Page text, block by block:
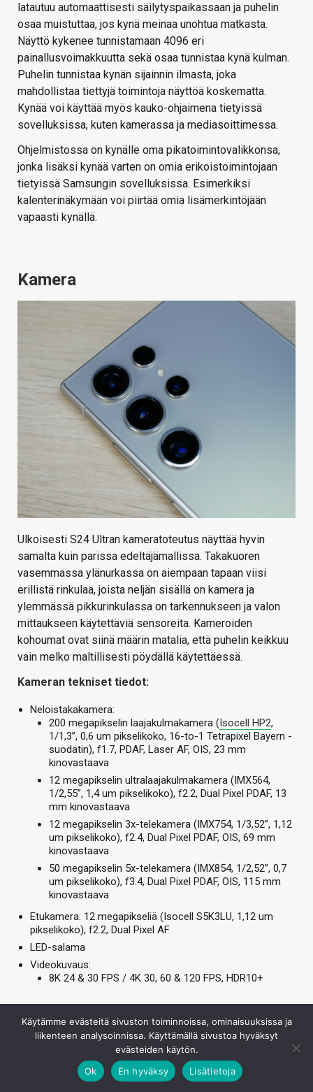
latautuu automaattisesti säilytyspaikassaan ja puhelin
osaa muistuttaa, jos kynä meinaa unohtua matkasta.
Näyttö kykenee tunnistamaan 4096 eri
painallusvoimakkuutta sekä osaa tunnistaa kynä kulman.
Puhelin tunnistaa kynän sijainnin ilmasta, joka
mahdollistaa tiettyjä toimintoja näyttöä koskematta.
Kynää voi käyttää myös kauko-ohjaimena tietyissä
sovelluksissa, kuten kamerassa ja mediasoittimessa.
Ohjelmistossa on kynälle oma pikatoimintovalikkonsa,
jonka lisäksi kynää varten on omia erikoistoimintojaan
tietyissä Samsungin sovelluksissa. Esimerkiksi
kalenterinäkymään voi piirtää omia lisämerkintöjään
vapaasti kynällä.
Kamera
Ulkoisesti S24 Ultran kameratoteutus näyttää hyvin
samalta kuin parissa edeltäjämallissa. Takakuoren
vasemmassa ylänurkassa on aiempaan tapaan viisi
erillistä rinkulaa, joista neljän sisällä on kamera ja
ylemmässä pikkurinkulassa on tarkennukseen ja valon
mittaukseen käytettäviä sensoreita. Kameroiden
kohoumat ovat siinä määrin matalia, että puhelin keikkuu
vain melko maltillisesti pöydällä käytettäessä.
Kameran tekniset tiedot:
Neloistakakamera:
200 megapikselin laajakulmakamera (Isocell HP2,
1/1,3”, 0,6 um pikselikoko, 16-to-1 Tetrapixel Bayern -
suodatin), f1.7, PDAF, Laser AF, OIS, 23 mm
kinovastaava
12 megapikselin ultralaajakulmakamera (IMX564,
1/2,55”, 1,4 um pikselikoko), f2.2, Dual Pixel PDAF, 13
mm kinovastaava
12 megapikselin 3x-telekamera (IMX754, 1/3,52”, 1,12
um pikselikoko), f2.4, Dual Pixel PDAF, OIS, 69 mm
kinovastaava
50 megapikselin 5x-telekamera (IMX854, 1/2,52”, 0,7
um pikselikoko), f3.4, Dual Pixel PDAF, OIS, 115 mm
kinovastaava
Etukamera: 12 megapikseliä (Isocell S5K3LU, 1,12 um
pikselikoko), f2.2, Dual Pixel AF
LED-salama
Videokuvaus:
8K 24 & 30 FPS / 4K 30, 60 & 120 FPS, HDR10+
polttovälin telekameran uudistamiseen sekä
käytettävissä olevan polttovälivalikoiman toteutuksen
muuttamiseen.
Pääkamera, ultralaajakulmakamera sekä 3x-telekamera
Käytämme evästeitä sivuston toiminnoissa, ominaisuuksissa ja
liikenteen analysoinnissa. Käyttämällä sivustoa hyväksyt
evästeiden käytön.
Ok
En hyväksy Lisätietoja